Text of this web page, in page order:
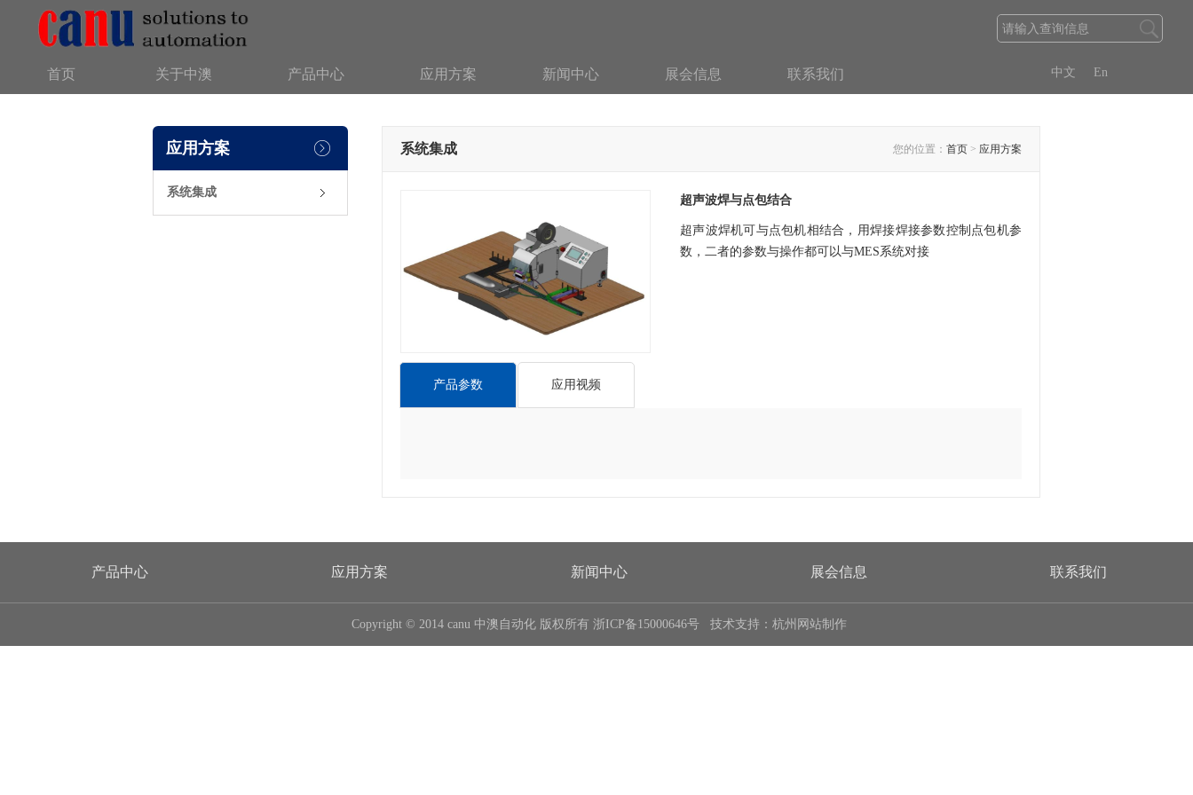
首页 关于中澳 产品中心 应用方案 新闻中心 展会信息 联系我们 中文 En
应用方案
系统集成
系统集成 您的位置： 首页 > 应用方案
超声波焊与点包结合
超声波焊机可与点包机相结合，用焊接焊接参数控制点包机参
数，二者的参数与操作都可以与MES系统对接
产品参数 应用视频
产品中心 应用方案 新闻中心 展会信息 联系我们
Copyright © 2014 canu 中澳自动化 版权所有 浙ICP备15000646号 技术支持： 杭州网站制作